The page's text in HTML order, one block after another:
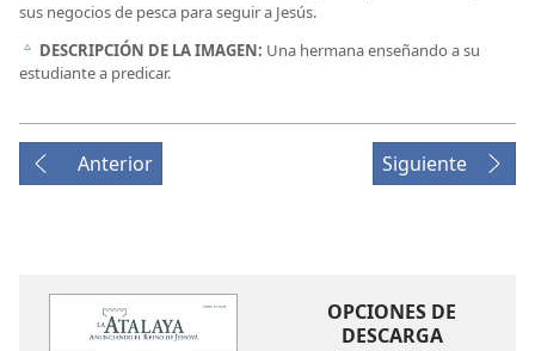
sus negocios de pesca para seguir a Jesús.
c DESCRIPCIÓN DE LA IMAGEN: Una hermana enseñando a su
estudiante a predicar.
Anterior Siguiente
OPCIONES DE
DESCARGA